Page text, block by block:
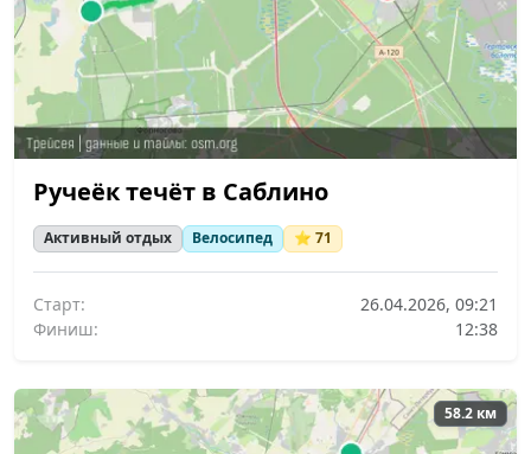
Ручеёк течёт в Саблино
Активный отдых Велосипед ⭐ 71
Старт:
26.04.2026, 09:21
Финиш:
12:38
58.2 км